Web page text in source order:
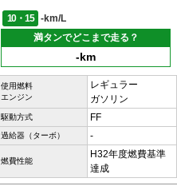
10・15
-km/L
満タンでどこまで走る？
-km
使用燃料
エンジン
レギュラー
ガソリン
駆動方式 FF
過給器（ターボ） -
燃費性能
H32年度燃費基準
達成